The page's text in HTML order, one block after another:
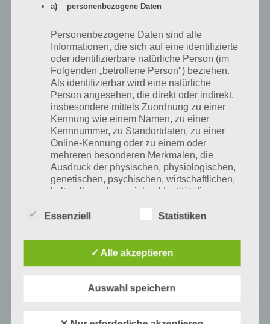
den coolen Leveln. Man findet sich sehr schnell in die simple
endgültig zu meistern. Panzer Geekz gestaltet diesen Prozess aber
durch abwechslungsreiche und immer wieder neue verrückte Level
sehr unterhaltsam, sodass selten lange Weile aufkommt. Zusammen
mit dem Kompromiss, dass man sich nichts freikaufen muss, wenn
man zu einem Panzer Geek geworden ist, hat das Spiel auch einen
echten Anreiz es bis zum letzten Level zu spielen.
Panzer Geekz von GAME TROOPERS ist exklusiv für Windows Phone
erhältlich und lässt sich aus dem Windows Store kostenlos
downloaden.
Panzer Geekz für Windows Phone im
Das Spiel kann im Windows Store kostenlos heruntergeladen
oder neuer zur Verfügung. Zum Windows Store:
Panzer Geekz
a) personenbezogene Daten
Personenbezogene Daten sind alle
Informationen, die sich auf eine identifizierte
oder identifizierbare natürliche Person (im
Folgenden „betroffene Person") beziehen.
Als identifizierbar wird eine natürliche
Person angesehen, die direkt oder indirekt,
insbesondere mittels Zuordnung zu einer
Kennung wie einem Namen, zu einer
Kennnummer, zu Standortdaten, zu einer
Online-Kennung oder zu einem oder
mehreren besonderen Merkmalen, die
Ausdruck der physischen, physiologischen,
genetischen, psychischen, wirtschaftlichen,
kulturellen oder sozialen Identität dieser
kann.
b) betroffene Person
Betroffene Person ist jede identifizierte oder
identifizierbare natürliche Person, deren
Verarbeitung Verantwortlichen verarbeitet
Essenziell Statistiken
✓ Alle akzeptieren
Auswahl speichern